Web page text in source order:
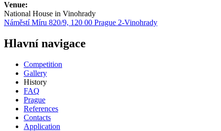
Venue:
National House in Vinohrady
Náměstí Míru 820/9, 120 00 Prague 2-Vinohrady
Hlavní navigace
Competition
Gallery
History
FAQ
Prague
References
Contacts
Application